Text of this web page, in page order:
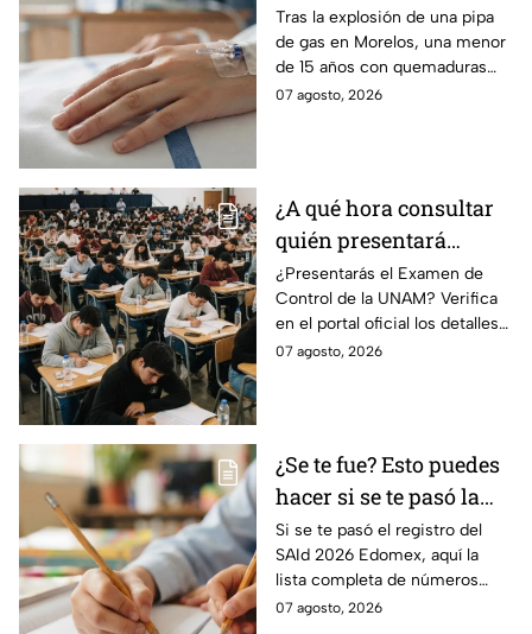
a Texas de adolescente
herida en explosión de
una pipa de gas en
Morelos
Tras la explosión de una pipa
de gas en Morelos, una menor
de 15 años con quemaduras
graves será trasladada a
07 agosto, 2026
¿A qué hora consultar
quién presentará
examen de control?
¿Presentarás el Examen de
Control de la UNAM? Verifica
en el portal oficial los detalles
de tu cita y los puntajes
07 agosto, 2026
¿Se te fue? Esto puedes
hacer si se te pasó la
fecha de preinscripción
SAID Edomex 2026
Si se te pasó el registro del
SAId 2026 Edomex, aquí la
lista completa de números
telefónicos y correos de
07 agosto, 2026